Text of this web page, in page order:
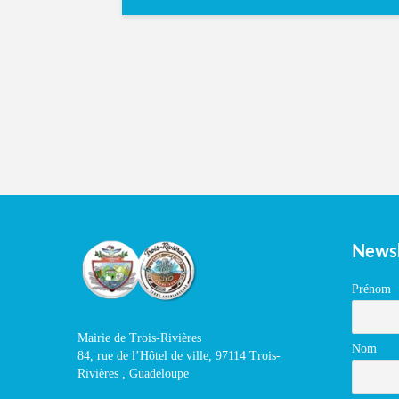
Mairie de Trois-Rivières
84, rue de l’Hôtel de ville, 97114 Trois-
Rivières , Guadeloupe
Prénom
Nom